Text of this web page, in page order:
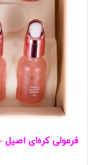
فرمولی کره‌ای اصیل